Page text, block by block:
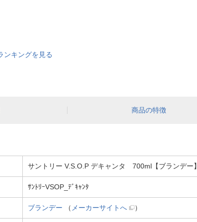
ンキングを見る
商品の特徴
サントリー V.S.O.P デキャンタ 700ml【ブランデー】
ｻﾝﾄﾘｰVSOP_ﾃﾞｷｬﾝﾀ
ブランデー （ メーカーサイトへ ）